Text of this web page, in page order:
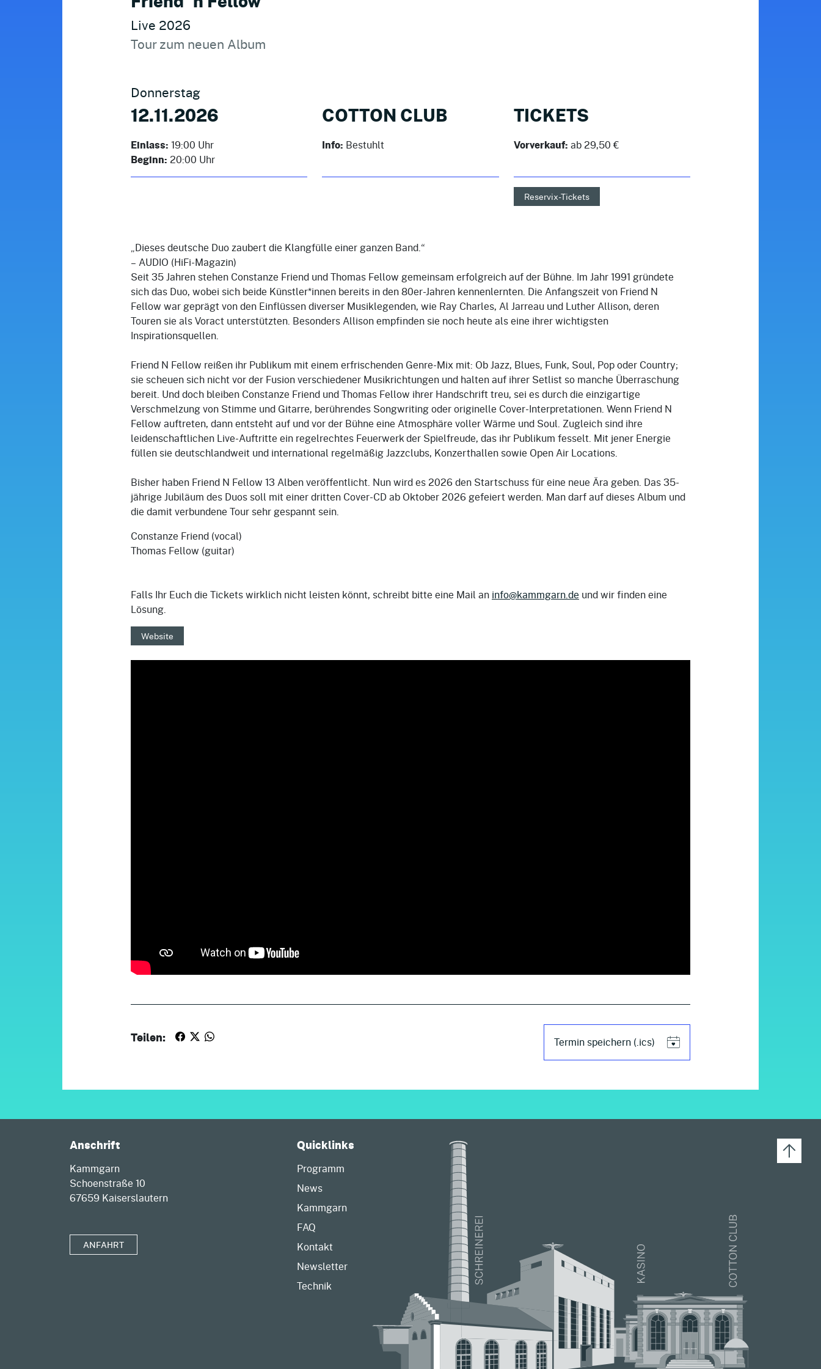
Live 2026
Tour zum neuen Album
Donnerstag
12.11.2026
Einlass: 19:00 Uhr
Beginn: 20:00 Uhr
COTTON CLUB
Info: Bestuhlt
TICKETS
Vorverkauf: ab 29,50 €
Reservix-Tickets
„Dieses deutsche Duo zaubert die Klangfülle einer ganzen Band.“
– AUDIO (HiFi-Magazin)
Seit 35 Jahren stehen Constanze Friend und Thomas Fellow gemeinsam erfolgreich auf der Bühne. Im Jahr 1991 gründete
sich das Duo, wobei sich beide Künstler*innen bereits in den 80er-Jahren kennenlernten. Die Anfangszeit von Friend N
Fellow war geprägt von den Einflüssen diverser Musiklegenden, wie Ray Charles, Al Jarreau und Luther Allison, deren
Touren sie als Voract unterstützten. Besonders Allison empfinden sie noch heute als eine ihrer wichtigsten
Inspirationsquellen.
Friend N Fellow reißen ihr Publikum mit einem erfrischenden Genre-Mix mit: Ob Jazz, Blues, Funk, Soul, Pop oder Country;
sie scheuen sich nicht vor der Fusion verschiedener Musikrichtungen und halten auf ihrer Setlist so manche Überraschung
bereit. Und doch bleiben Constanze Friend und Thomas Fellow ihrer Handschrift treu, sei es durch die einzigartige
Verschmelzung von Stimme und Gitarre, berührendes Songwriting oder originelle Cover-Interpretationen. Wenn Friend N
Fellow auftreten, dann entsteht auf und vor der Bühne eine Atmosphäre voller Wärme und Soul. Zugleich sind ihre
leidenschaftlichen Live-Auftritte ein regelrechtes Feuerwerk der Spielfreude, das ihr Publikum fesselt. Mit jener Energie
füllen sie deutschlandweit und international regelmäßig Jazzclubs, Konzerthallen sowie Open Air Locations.
Bisher haben Friend N Fellow 13 Alben veröffentlicht. Nun wird es 2026 den Startschuss für eine neue Ära geben. Das 35-
jährige Jubiläum des Duos soll mit einer dritten Cover-CD ab Oktober 2026 gefeiert werden. Man darf auf dieses Album und
die damit verbundene Tour sehr gespannt sein.
Constanze Friend (vocal)
Thomas Fellow (guitar)
Falls Ihr Euch die Tickets wirklich nicht leisten könnt, schreibt bitte eine Mail an info@kammgarn.de und wir finden eine
Lösung.
Website
Teilen: Termin speichern (.ics)
Anschrift
Kammgarn
Schoenstraße 10
67659 Kaiserslautern
ANFAHRT
Quicklinks
Programm
News
Kammgarn
FAQ
Kontakt
Newsletter
Technik